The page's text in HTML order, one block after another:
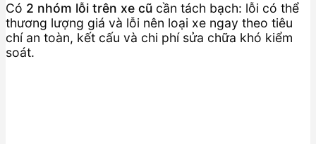
Có 2 nhóm lỗi trên xe cũ cần tách bạch: lỗi có thể
thương lượng giá và lỗi nên loại xe ngay theo tiêu
chí an toàn, kết cấu và chi phí sửa chữa khó kiểm
soát.